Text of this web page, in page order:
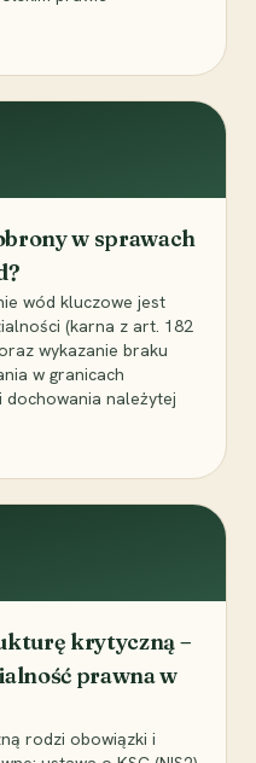
w sprawach
wód kluczowe jest
(karna z art. 182
wykazanie braku
w granicach
należytej
krytyczną –
prawna w
rodzi obowiązki i